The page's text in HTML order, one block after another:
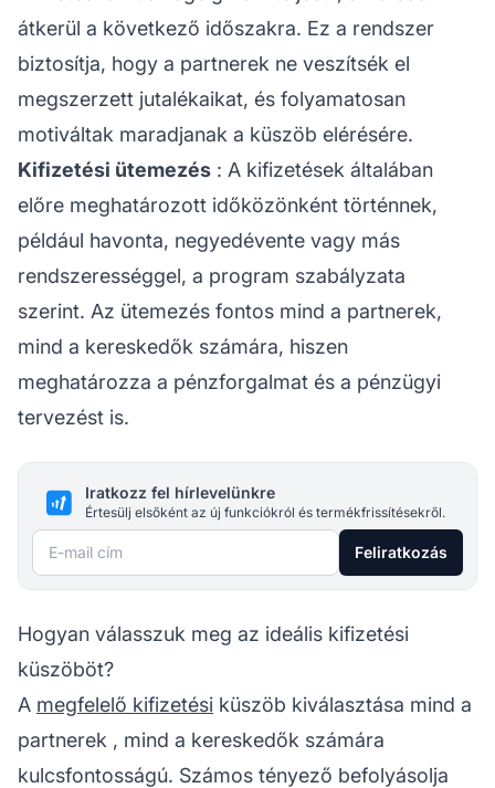
átkerül a következő időszakra. Ez a rendszer
biztosítja, hogy a partnerek ne veszítsék el
megszerzett jutalékaikat, és folyamatosan
motiváltak maradjanak a küszöb elérésére.
Kifizetési ütemezés : A kifizetések általában
előre meghatározott időközönként történnek,
például havonta, negyedévente vagy más
rendszerességgel, a program szabályzata
szerint. Az ütemezés fontos mind a partnerek,
mind a kereskedők számára, hiszen
meghatározza a pénzforgalmat és a pénzügyi
tervezést is.
Iratkozz fel hírlevelünkre
Értesülj elsőként az új funkciókról és termékfrissítésekről.
E-mail cím Feliratkozás
Hogyan válasszuk meg az ideális kifizetési
küszöböt?
A megfelelő kifizetési küszöb kiválasztása mind a
partnerek , mind a kereskedők számára
kulcsfontosságú. Számos tényező befolyásolja